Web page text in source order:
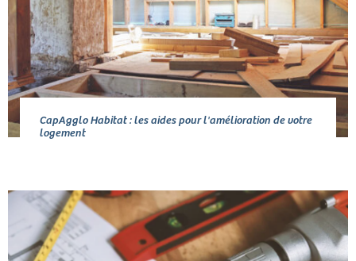
CapAgglo Habitat : les aides pour l'amélioration de votre
logement